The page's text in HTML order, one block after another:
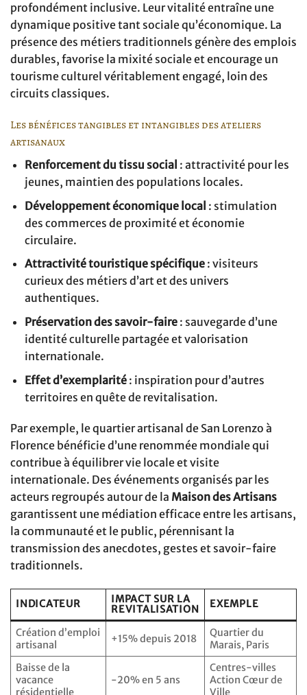
profondément inclusive. Leur vitalité entraîne une
dynamique positive tant sociale qu’économique. La
présence des métiers traditionnels génère des emplois
durables, favorise la mixité sociale et encourage un
tourisme culturel véritablement engagé, loin des
circuits classiques.
Les bénéfices tangibles et intangibles des ateliers
artisanaux
Renforcement du tissu social : attractivité pour les
jeunes, maintien des populations locales.
Développement économique local : stimulation
des commerces de proximité et économie
circulaire.
Attractivité touristique spécifique: visiteurs
curieux des métiers d’art et des univers
authentiques.
Préservation des savoir-faire: sauvegarde d’une
identité culturelle partagée et valorisation
internationale.
Effet d’exemplarité: inspiration pour d’autres
territoires en quête de revitalisation.
Par exemple, le quartier artisanal de San Lorenzo à
Florence bénéficie d’une renommée mondiale qui
contribue à équilibrer vie locale et visite
internationale. Des événements organisés par les
acteurs regroupés autour de la Maison des Artisans
garantissent une médiation efficace entre les artisans,
la communauté et le public, pérennisant la
transmission des anecdotes, gestes et savoir-faire
traditionnels.
INDICATEUR
IMPACT SUR LA
REVITALISATION
EXEMPLE
Création d’emploi
artisanal
+15% depuis 2018
Quartier du
Marais, Paris
Baisse de la
vacance
résidentielle
-20% en 5 ans
Centres-villes
Action Cœur de
Ville